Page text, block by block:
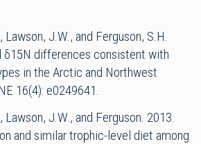
J.W., and Ferguson, S.H.
δ15N differences consistent with
in the Arctic and Northwest
16(4): e0249641.
Lawson, J.W., and Ferguson. 2013.
and similar trophic-level diet among